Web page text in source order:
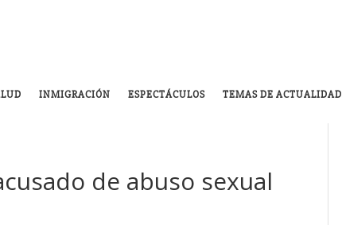
INMIGRACIÓN ESPECTÁCULOS TEMAS DE ACTUALIDAD
de abuso sexual